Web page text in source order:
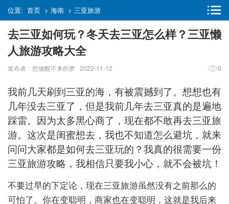
位置: 首页 > 海南 > 三亚旅游
去三亚如何玩？冬天去三亚怎么样？三亚懒
人旅游攻略大全
发布者：想做醒不来的梦 2022-11-12 0
我前几天刷到三亚的海，有被震撼到了。想想也有
几年没去三亚了，但是我前几年去三亚真的是遍地
踩雷。因为太多黑心商了，现在都不敢再去三亚旅
游。这次是闺蜜想去，我也不知道怎么避坑，就来
问问大家都是如何去三亚玩的？我真的很需要一份
三亚旅游攻略，我相信只要我小心，就不会被坑！
不要过早的下定论，现在三亚旅游虽然没有之前那么的
可怕了。你在变聪明，商家也在变聪明，这就是我后来